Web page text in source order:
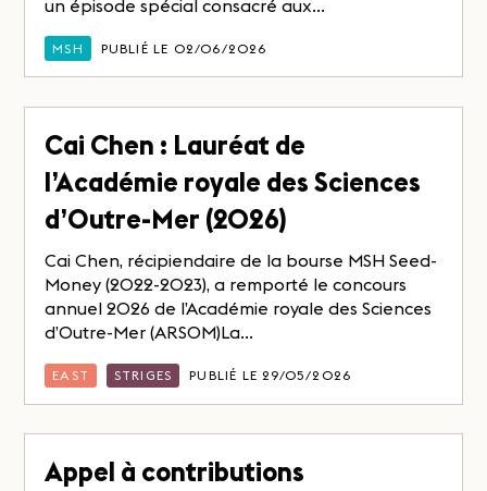
un épisode spécial consacré aux...
MSH PUBLIÉ LE 02/06/2026
Cai Chen : Lauréat de
l’Académie royale des Sciences
d’Outre-Mer (2026)
Cai Chen, récipiendaire de la bourse MSH Seed-
Money (2022-2023), a remporté le concours
annuel 2026 de l’Académie royale des Sciences
d’Outre-Mer (ARSOM)La...
EAST STRIGES PUBLIÉ LE 29/05/2026
Appel à contributions